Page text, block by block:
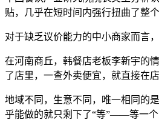
贴，几乎在短时间内强行扭曲了整
对于缺乏议价能力的中小商家而言
在河南商丘，韩餐店老板李新宇的
了店里，一查外卖便宜，就直接在
地域不同，生意不同，唯一相同的
乎能做的就只剩下了“等”——等一个